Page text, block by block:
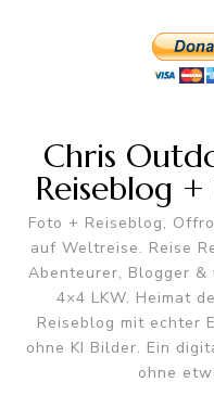
Chris
Reiseblog
Foto + Reiseblog,
auf Weltreise. Reise
Abenteurer, Blogger &
4×4 LKW. Heimat
Reiseblog mit echter
ohne KI Bilder. Ein
ohne